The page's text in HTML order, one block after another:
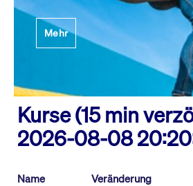
Mehr
Kurse (15 min
2026-08-08
Name Veränderung